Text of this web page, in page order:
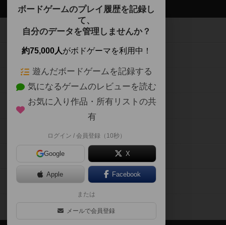
ボードゲームのプレイ履歴を記録し
て、
自分のデータを管理しませんか？
約75,000人がボドゲーマを利用中！
遊んだボードゲームを記録する
気になるゲームのレビューを読む
お気に入り作品・所有リストの共
有
ログイン / 会員登録（10秒）
Google X
Apple Facebook
または
メールで会員登録
ボドゲーマTOP
ボードゲームを検索する
ボードゲームの新着レビュー
ボードゲーム会情報
メカニクス特集
掲示板・トピックス
ボドとも・会員一覧
ボードゲーム業界コラム
ボドゲーマご利用案内